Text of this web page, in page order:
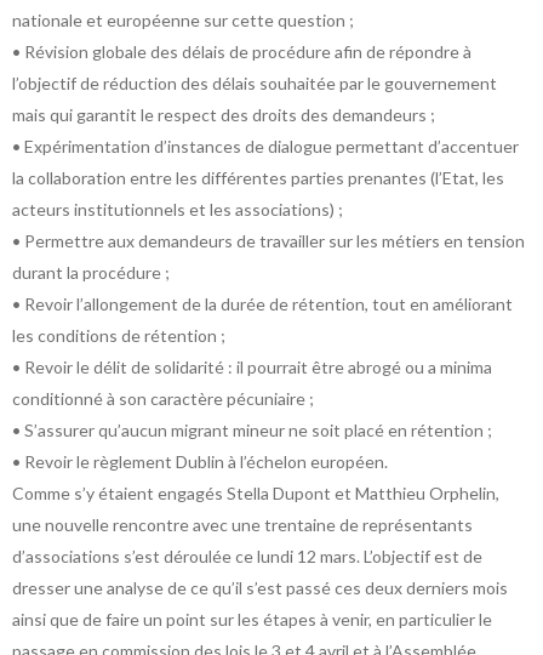
nationale et européenne sur cette question ;
• Révision globale des délais de procédure afin de répondre à
l’objectif de réduction des délais souhaitée par le gouvernement
mais qui garantit le respect des droits des demandeurs ;
• Expérimentation d’instances de dialogue permettant d’accentuer
la collaboration entre les différentes parties prenantes (l’Etat, les
acteurs institutionnels et les associations) ;
• Permettre aux demandeurs de travailler sur les métiers en tension
durant la procédure ;
• Revoir l’allongement de la durée de rétention, tout en améliorant
les conditions de rétention ;
• Revoir le délit de solidarité : il pourrait être abrogé ou a minima
conditionné à son caractère pécuniaire ;
• S’assurer qu’aucun migrant mineur ne soit placé en rétention ;
• Revoir le règlement Dublin à l’échelon européen.
Comme s’y étaient engagés Stella Dupont et Matthieu Orphelin,
une nouvelle rencontre avec une trentaine de représentants
d’associations s’est déroulée ce lundi 12 mars. L’objectif est de
dresser une analyse de ce qu’il s’est passé ces deux derniers mois
ainsi que de faire un point sur les étapes à venir, en particulier le
passage en commission des lois le 3 et 4 avril et à l’Assemblée